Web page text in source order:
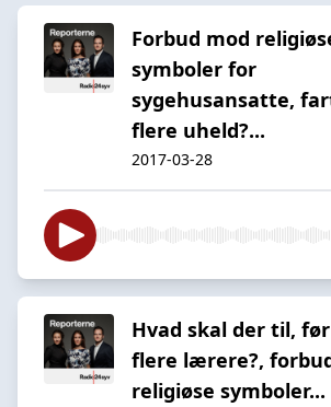
Forbud mod
symboler for
sygehusansatte,
flere uheld?...
2017-03-28
Hvad skal der til,
flere lærere?,
religiøse symboler...